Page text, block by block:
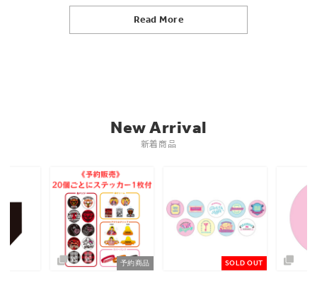
Read More
New Arrival
新着商品
予約商品 SOLD OUT